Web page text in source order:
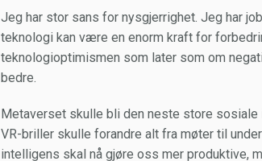
Jeg har stor sans for nysgjerrighet. Jeg har
teknologi kan være en enorm kraft for
teknologioptimismen som later som om
bedre.
Metaverset skulle bli den neste store sosiale
VR-briller skulle forandre alt fra møter til
intelligens skal nå gjøre oss mer produktive,